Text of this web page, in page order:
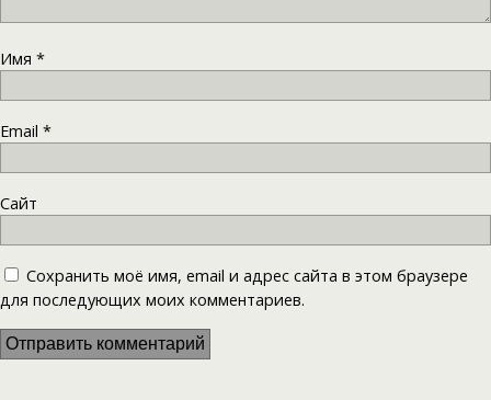
Имя *
Email *
Сайт
Сохранить моё имя, email и адрес сайта в этом браузере
для последующих моих комментариев.